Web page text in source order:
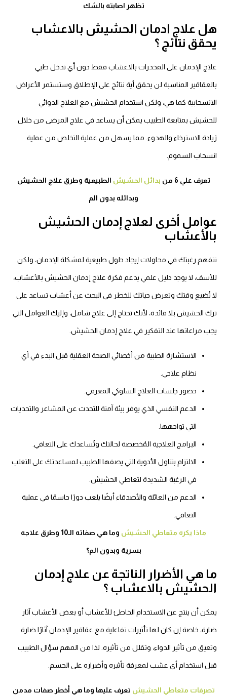
تظهر اصابته بالشك
هل علاج ادمان الحشيش بالاعشاب
يحقق نتائج ؟
علاج الإدمان على المخدرات بالاعشاب فقط دون أي تدخل طبي
بالعقاقير المناسبة لن يحقق أية نتائج على الإطلاق وستستمر الأعراض
الانسحابية كما هي، ولكن استخدام الحشيش مع العلاج الدوائي
للحشيش بمتابعة الطبيب يمكن أن يساعد في علاج المرضى من خلال
زيادة الاسترخاء والهدوء. مما يسهل من عملية التخلص من عملية
انسحاب السموم.
تعرف علي 6 من بدائل الحشيش الطبيعية وطرق علاج الحشيش
وبدائله بدون الم
عوامل أخرى لعلاج إدمان الحشيش
بالأعشاب
نتفهم رغبتك في محاولات إيجاد حلول طبيعية لمشكلة الإدمان، ولكن
للأسف، لا يوجد دليل علمي يدعم فكرة علاج إدمان الحشيش بالأعشاب،
لا تُضيع وقتك وتعرض حياتك للخطر في البحث عن أعشاب تساعد على
ترك الحشيش بلا فائدة، لأنك تحتاج إلى علاج شامل، وإليك العوامل التي
يجب مراعاتها عند التفكير في علاج إدمان الحشيش.
الاستشارة الطبية من أخصائي الصحة العقلية قبل البدء في أي
نظام علاجي.
حضور جلسات العلاج السلوكي المعرفي.
الدعم النفسي الذي يوفر بيئة آمنة للتحدث عن المشاعر والتحديات
التي تواجهها.
البرامج العلاجية المُخصصة لحالتك وتُساعدك على التعافي.
الالتزام بتناول الأدوية التي يصفها الطبيب لمساعدتك على التغلب
في الرغبة الشديدة لتعاطي الحشيش.
الدعم من العائلة والأصدقاء أيضًا يلعب دورًا حاسمًا في عملية
التعافي.
ماذا يكره متعاطي الحشيش وما هي صفاته الـ10 وطرق علاجه
بسرية وبدون الم؟
ما هي الأضرار الناتجة عن علاج إدمان
الحشيش بالاعشاب ؟
يمكن أن ينتج عن الاستخدام الخاطئ للأعشاب أو بعض الأعشاب آثار
ضارة، خاصة إن كان لها تأثيرات تفاعلية مع عقاقير الإدمان آثارًا ضارة
وتعيق من تأثير الدواء، وتقلل من تأثيره. لذا من المهم سؤال الطبيب
قبل استخدام أي عشب لمعرفة تأثيره وأضراره على الجسم.
تصرفات متعاطي الحشيش تعرف عليها وما هي أخطر صفات مدمن